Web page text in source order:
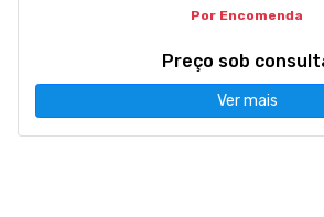
Por Encomenda
Preço sob
Ver mais